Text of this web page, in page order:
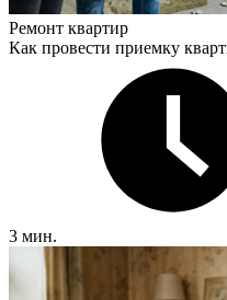
Ремонт квартир
Как провести приемку
3 мин.